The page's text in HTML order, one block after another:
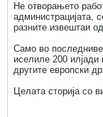
Не отворањето
администрацијата,
разните извештаи
Само во
иселиле 200 илјади
другите европски
Целата сторија со